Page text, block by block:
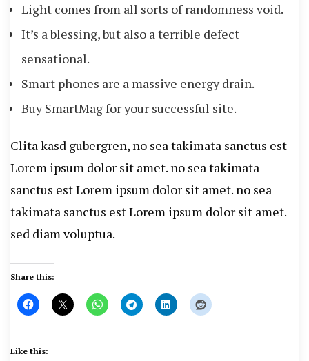
Light comes from all sorts of randomness void.
It’s a blessing, but also a terrible defect
sensational.
Smart phones are a massive energy drain.
Buy SmartMag for your successful site.
Clita kasd gubergren, no sea takimata sanctus est
Lorem ipsum dolor sit amet. no sea takimata
sanctus est Lorem ipsum dolor sit amet. no sea
takimata sanctus est Lorem ipsum dolor sit amet.
sed diam voluptua.
Share this:
Like this: